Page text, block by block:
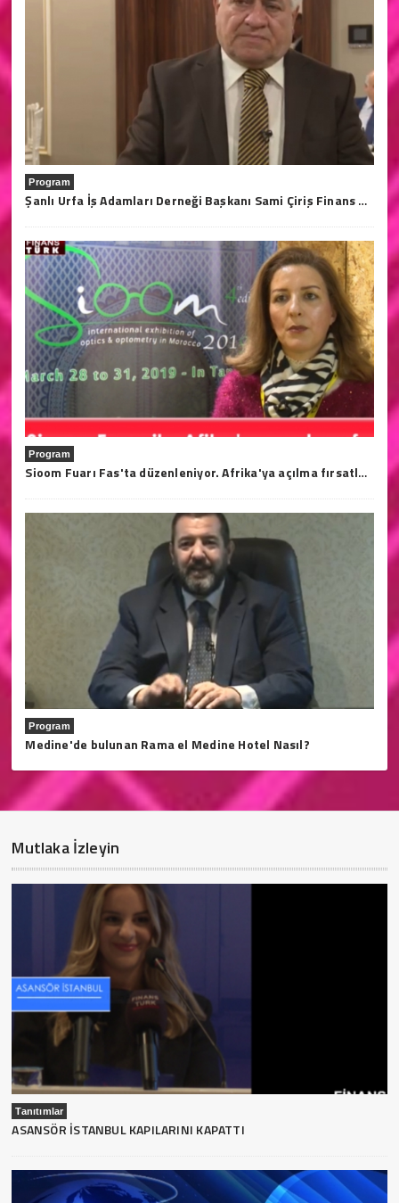
Program
Şanlı Urfa İş Adamları Derneği Başkanı Sami Çiriş Finans Türk Tv'ye açıklamalarda bulundu.
Program
Sioom Fuarı Fas'ta düzenleniyor. Afrika'ya açılma fırsatları bu fuarda..28/31 2019 Mart tarihleri arasında Tanja'da
Program
Medine'de bulunan Rama el Medine Hotel Nasıl?
Mutlaka İzleyin
Tanıtımlar
ASANSÖR İSTANBUL KAPILARINI KAPATTI